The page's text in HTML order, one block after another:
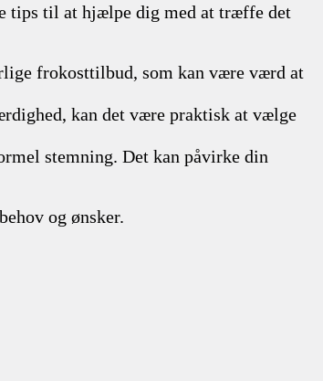
tips til at hjælpe dig med at træffe det
frokosttilbud, som kan være værd at
kan det være praktisk at vælge
stemning. Det kan påvirke din
og ønsker.